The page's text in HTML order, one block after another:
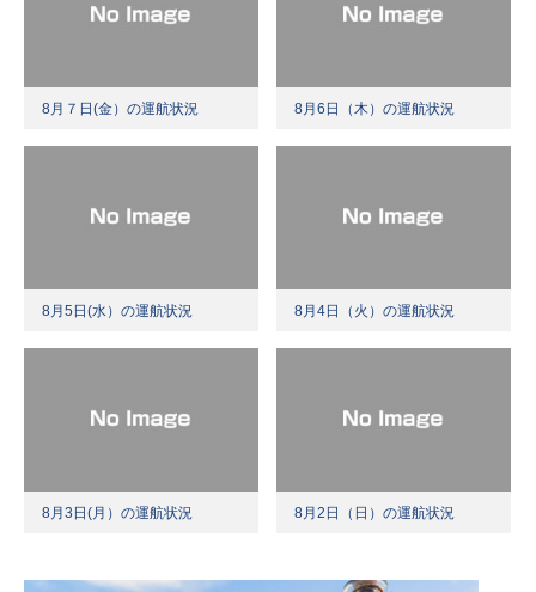
8月７日(金）の運航状況 8月6日（木）の運航状況
8月5日(水）の運航状況 8月4日（火）の運航状況
8月3日(月）の運航状況 8月2日（日）の運航状況